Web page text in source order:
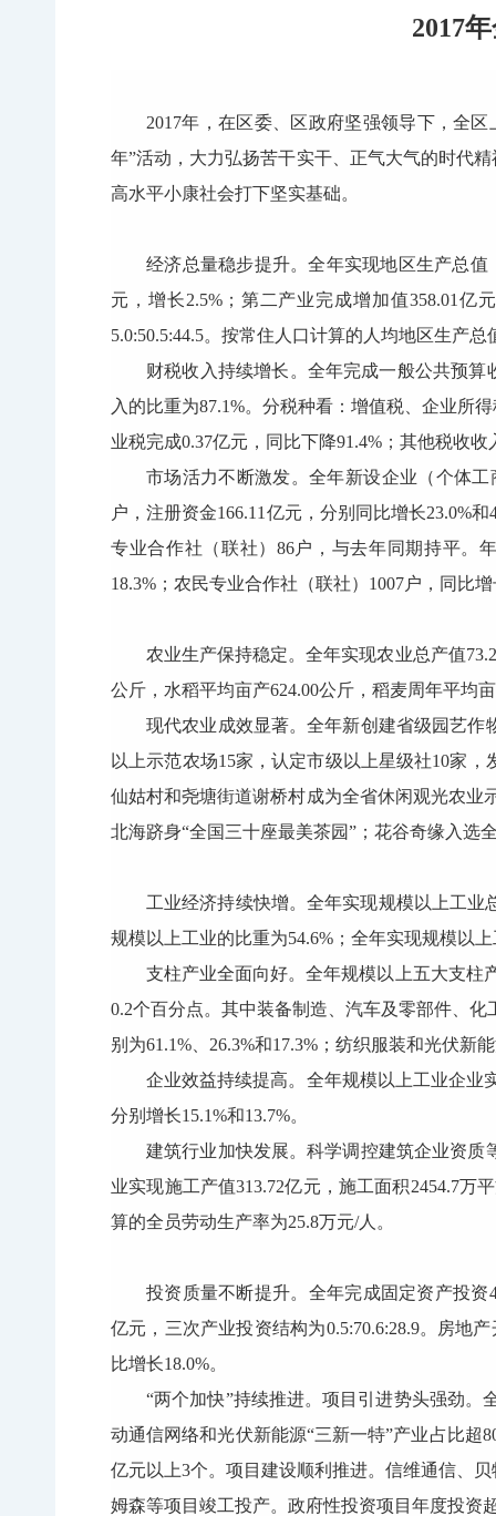
2017
2017年，在区委、区政府坚强领导下，全
年”活动，大力弘扬苦干实干、正气大气的时代
高水平小康社会打下坚实基础。
经济总量稳步提升。全年实现地区生产总值
元，增长2.5%；第二产业完成增加值358.01亿
5.0:50.5:44.5。按常住人口计算的人均地区生产
财税收入持续增长。全年完成一般公共预算
入的比重为87.1%。分税种看：增值税、企业所
业税完成0.37亿元，同比下降91.4%；其他税收
市场活力不断激发。全年新设企业（个体工
户，注册资金166.11亿元，分别同比增长23.0%
专业合作社（联社）86户，与去年同期持平。
18.3%；农民专业合作社（联社）1007户，同比
农业生产保持稳定。全年实现农业总产值
公斤，水稻平均亩产624.00公斤，稻麦周年平均
现代农业成效显著。全年新创建省级园艺作
以上示范农场15家，认定市级以上星级社10家
仙姑村和尧塘街道谢桥村成为全省休闲观光农业
北海跻身“全国三十座最美茶园”；花谷奇缘入选
工业经济持续快增。全年实现规模以上工业
规模以上工业的比重为54.6%；全年实现规模以
支柱产业全面向好。全年规模以上五大支柱
0.2个百分点。其中装备制造、汽车及零部件、化
别为61.1%、26.3%和17.3%；纺织服装和光伏新
企业效益持续提高。全年规模以上工业企业
分别增长15.1%和13.7%。
建筑行业加快发展。科学调控建筑企业资质
业实现施工产值313.72亿元，施工面积2454.7万
算的全员劳动生产率为25.8万元/人。
投资质量不断提升。全年完成固定资产投资
亿元，三次产业投资结构为0.5:70.6:28.9。房地
比增长18.0%。
“两个加快”持续推进。项目引进势头强劲。
动通信网络和光伏新能源“三新一特”产业占比超
亿元以上3个。项目建设顺利推进。信维通信、
姆森等项目竣工投产。政府性投资项目年度投资